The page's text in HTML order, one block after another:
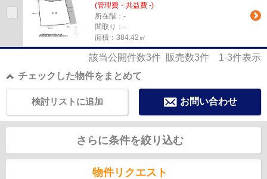
(管理費・共益費 -)
所在階：-
間取り：-
面積：384.42㎡
該当公開件数3件 販売数3件 1-3件表示
チェックした物件をまとめて
お問い合わせ
検討リストに追加
さらに条件を絞り込む
物件リクエスト